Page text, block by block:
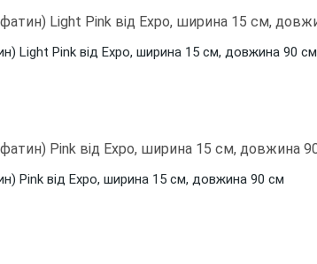
Light Pink від Expo, ширина 15 см, довжина 90 см
Pink від Expo, ширина 15 см, довжина 90 см